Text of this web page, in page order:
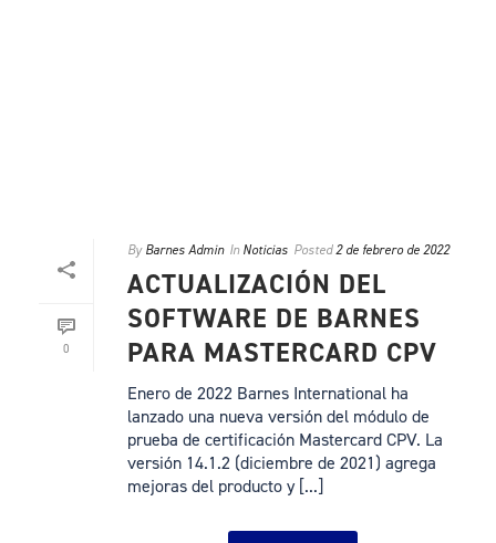
0
By Barnes Admin In Noticias Posted2 de febrero de 2022
ACTUALIZACIÓN DEL
SOFTWARE DE BARNES
PARA MASTERCARD CPV
Enero de 2022 Barnes International ha
lanzado una nueva versión del módulo de
prueba de certificación Mastercard CPV. La
versión 14.1.2 (diciembre de 2021) agrega
mejoras del producto y [...]